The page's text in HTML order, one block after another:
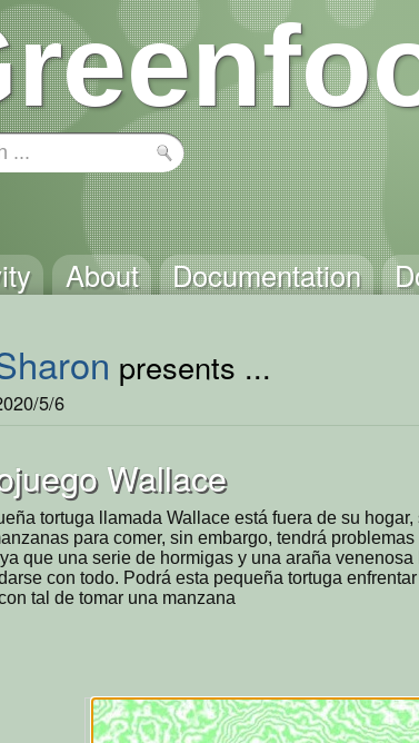
About Documentation
presents ...
5/6
Wallace
tortuga llamada Wallace está fuera de su hogar,
para comer, sin embargo, tendrá problemas
que una serie de hormigas y una araña
con todo. Podrá esta pequeña tortuga
tal de tomar una manzana